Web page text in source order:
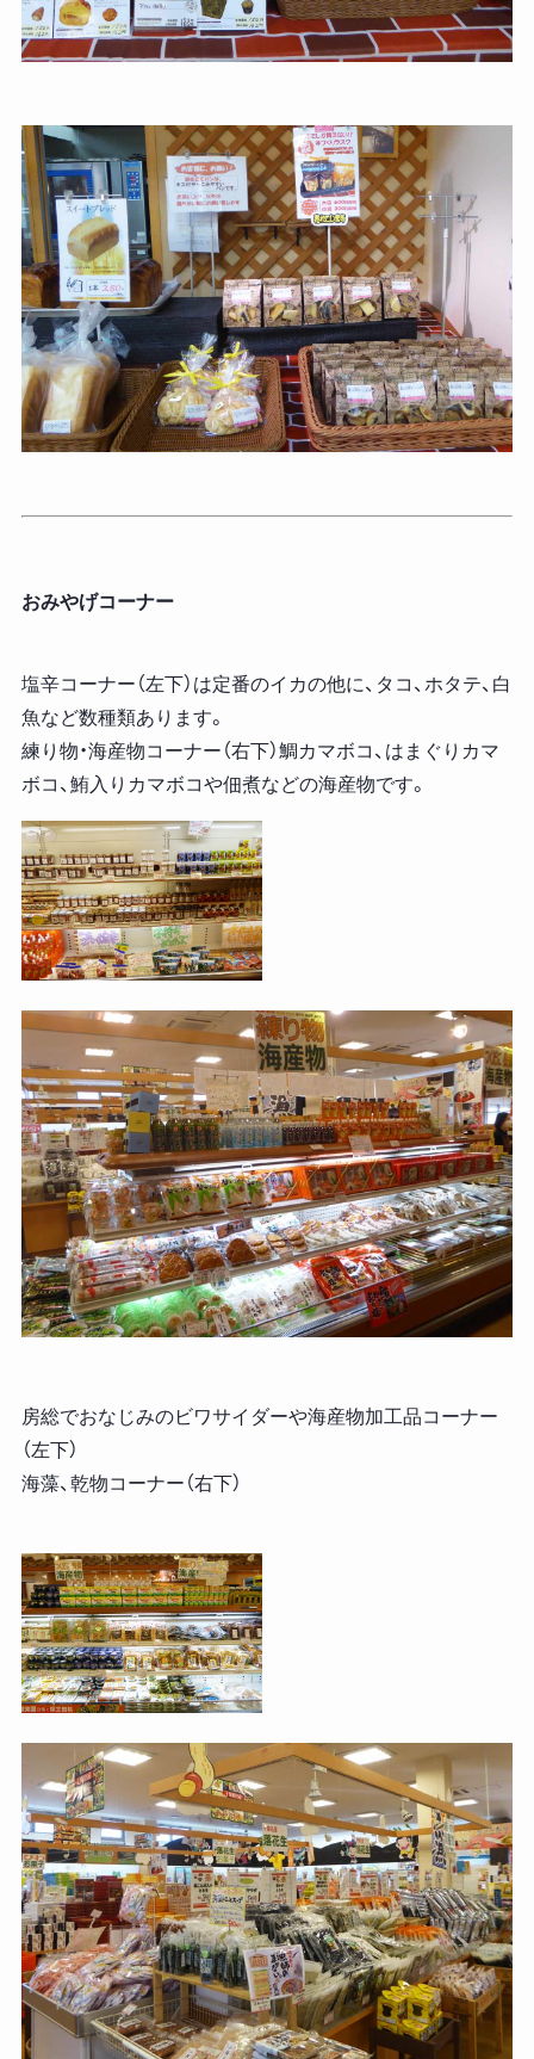
おみやげコーナー
塩辛コーナー（左下）は定番のイカの他に、タコ、ホタテ、白
魚など数種類あります。
練り物・海産物コーナー（右下）鯛カマボコ、はまぐりカマ
ボコ、鮪入りカマボコや佃煮などの海産物です。
房総でおなじみのビワサイダーや海産物加工品コーナー
（左下）
海藻、乾物コーナー（右下）